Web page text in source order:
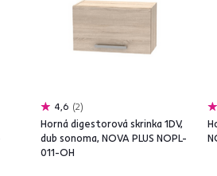
4,6 2
Horná digestorová skrinka 1DV,
dub sonoma, NOVA PLUS NOPL-
011-OH